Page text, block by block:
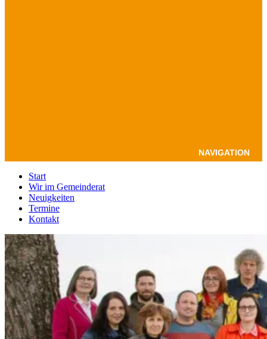
NAVIGATION
Start
Wir im Gemeinderat
Neuigkeiten
Termine
Kontakt